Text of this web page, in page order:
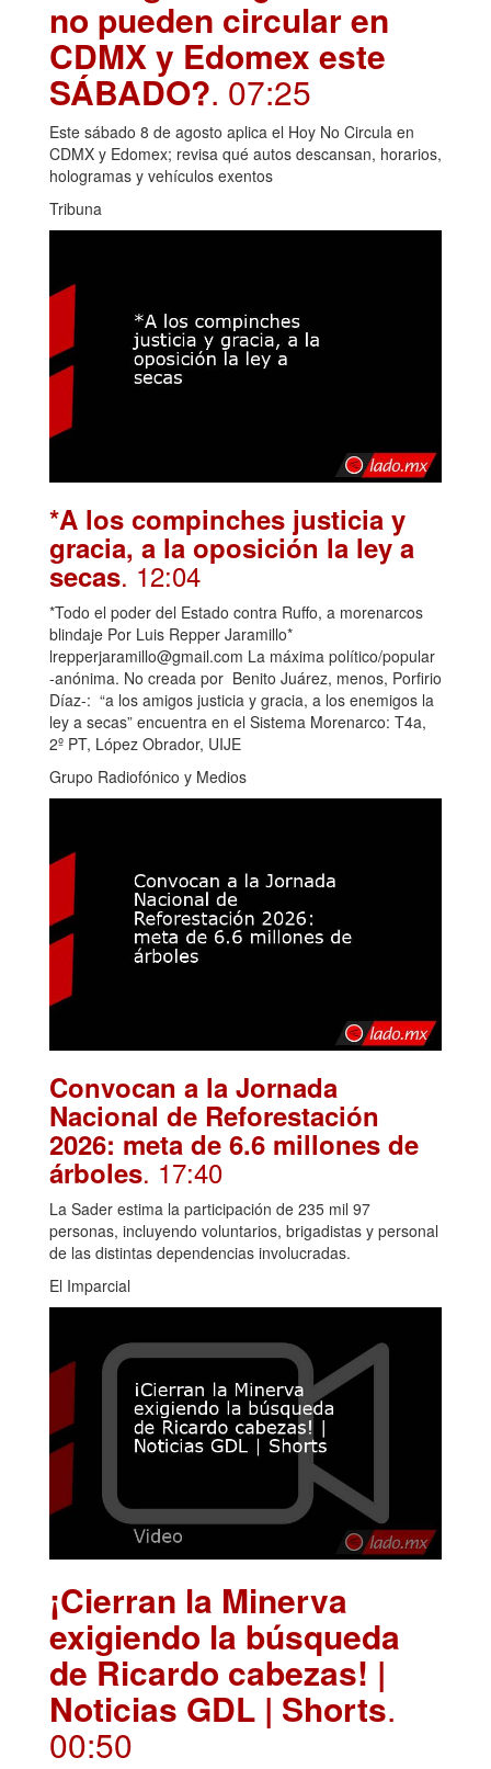
no pueden circular en
CDMX y Edomex este
SÁBADO?. 07:25
Este sábado 8 de agosto aplica el Hoy No Circula en
CDMX y Edomex; revisa qué autos descansan, horarios,
hologramas y vehículos exentos
Tribuna
*A los compinches justicia y
gracia, a la oposición la ley a
secas. 12:04
*Todo el poder del Estado contra Ruffo, a morenarcos
blindaje Por Luis Repper Jaramillo*
lrepperjaramillo@gmail.com La máxima político/popular
-anónima. No creada por Benito Juárez, menos, Porfirio
Díaz-: “a los amigos justicia y gracia, a los enemigos la
ley a secas” encuentra en el Sistema Morenarco: T4a,
2º PT, López Obrador, UIJE
Grupo Radiofónico y Medios
Convocan a la Jornada
Nacional de Reforestación
2026: meta de 6.6 millones de
árboles. 17:40
La Sader estima la participación de 235 mil 97
personas, incluyendo voluntarios, brigadistas y personal
de las distintas dependencias involucradas.
El Imparcial
¡Cierran la Minerva
exigiendo la búsqueda
de Ricardo cabezas! |
Noticias GDL | Shorts.
00:50